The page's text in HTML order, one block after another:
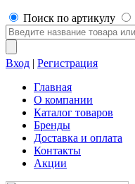
Поиск по артикулу
Вход | Регистрация
Главная
О компании
Каталог товаров
Бренды
Доставка и оплата
Контакты
Акции